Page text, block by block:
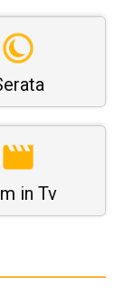
in Tv